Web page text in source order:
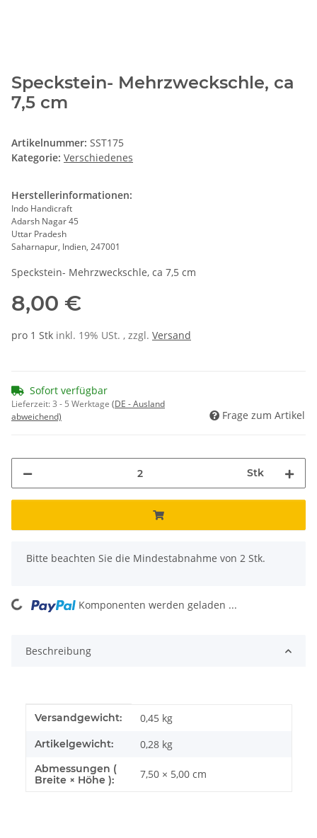
Speckstein- Mehrzweckschle, ca
7,5 cm
Artikelnummer: SST175
Kategorie: Verschiedenes
Herstellerinformationen:
Indo Handicraft
Adarsh Nagar 45
Uttar Pradesh
Saharnapur, Indien, 247001
Speckstein- Mehrzweckschle, ca 7,5 cm
8,00 €
pro 1 Stk inkl. 19% USt. , zzgl. Versand
Sofort verfügbar
Lieferzeit:3 - 5 Werktage (DE - Ausland
abweichend)
Frage zum Artikel
Stk
x
Bitte beachten Sie die Mindestabnahme von 2 Stk.
Komponenten werden geladen ...
Beschreibung
Produkteigenschaft
Wert
Versandgewicht: 0,45 kg
Artikelgewicht: 0,28 kg
Abmessungen (
Breite × Höhe ):
7,50 × 5,00 cm